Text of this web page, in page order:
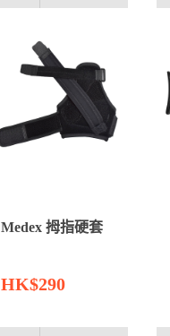
Medex 拇指硬套
HK$290